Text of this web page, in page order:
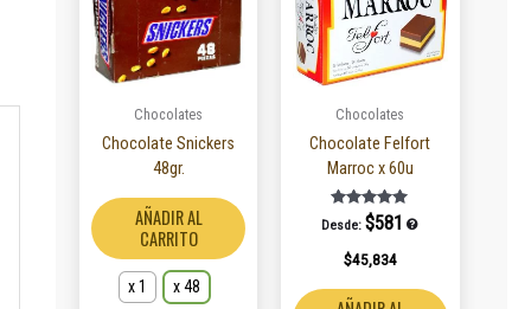
Chocolates
Chocolate Snickers
48gr.
AÑADIR AL
CARRITO
múltiples
variantes.
página
x 1 x 48
Chocolates
Chocolate Felfort
Marroc x 60u
Valorado en
5.00
Desde:$581
$45,834